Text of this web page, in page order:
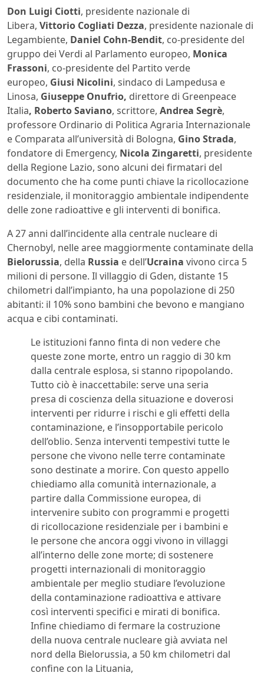
Don Luigi Ciotti, presidente nazionale di
Libera, Vittorio Cogliati Dezza, presidente nazionale di
Legambiente, Daniel Cohn-Bendit, co-presidente del
gruppo dei Verdi al Parlamento europeo, Monica
Frassoni, co-presidente del Partito verde
europeo, Giusi Nicolini, sindaco di Lampedusa e
Linosa, Giuseppe Onufrio, direttore di Greenpeace
Italia, Roberto Saviano, scrittore, Andrea Segrè,
professore Ordinario di Politica Agraria Internazionale
e Comparata all’università di Bologna, Gino Strada,
fondatore di Emergency, Nicola Zingaretti, presidente
della Regione Lazio, sono alcuni dei firmatari del
documento che ha come punti chiave la ricollocazione
residenziale, il monitoraggio ambientale indipendente
delle zone radioattive e gli interventi di bonifica.
A 27 anni dall’incidente alla centrale nucleare di
Chernobyl, nelle aree maggiormente contaminate della
Bielorussia, della Russia e dell’Ucraina vivono circa 5
milioni di persone. Il villaggio di Gden, distante 15
chilometri dall’impianto, ha una popolazione di 250
abitanti: il 10% sono bambini che bevono e mangiano
acqua e cibi contaminati.
Le istituzioni fanno finta di non vedere che
queste zone morte, entro un raggio di 30 km
dalla centrale esplosa, si stanno ripopolando.
Tutto ciò è inaccettabile: serve una seria
presa di coscienza della situazione e doverosi
interventi per ridurre i rischi e gli effetti della
contaminazione, e l’insopportabile pericolo
dell’oblio. Senza interventi tempestivi tutte le
persone che vivono nelle terre contaminate
sono destinate a morire. Con questo appello
chiediamo alla comunità internazionale, a
partire dalla Commissione europea, di
intervenire subito con programmi e progetti
di ricollocazione residenziale per i bambini e
le persone che ancora oggi vivono in villaggi
all’interno delle zone morte; di sostenere
progetti internazionali di monitoraggio
ambientale per meglio studiare l’evoluzione
della contaminazione radioattiva e attivare
così interventi specifici e mirati di bonifica.
Infine chiediamo di fermare la costruzione
della nuova centrale nucleare già avviata nel
nord della Bielorussia, a 50 km chilometri dal
confine con la Lituania,